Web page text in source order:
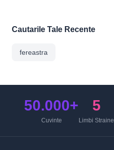
Cautarile Tale Recente
fereastra
50.000+
Cuvinte
5
Limbi Straine